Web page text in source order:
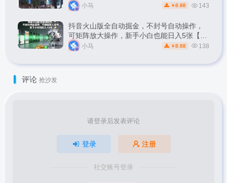
1k
小马 ￥ 8.88 143
抖音火山版全自动掘金，不封号自动操作，
可矩阵放大操作，新手小白也能日入5张【揭
秘】小马 ￥ 8.88 138
评论 抢沙发
请登录后发表评论
登录 注册
社交账号登录